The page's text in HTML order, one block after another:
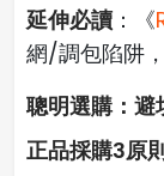
延伸必讀 ：《
網/調包陷阱
聰明選購：
正品採購3原